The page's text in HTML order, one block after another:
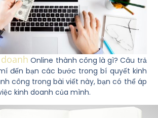
Online thành công là gì? Câu trả
đến bạn các bước trong bí quyết kinh
công trong bài viết này, bạn có thể áp
kinh doanh của mình.